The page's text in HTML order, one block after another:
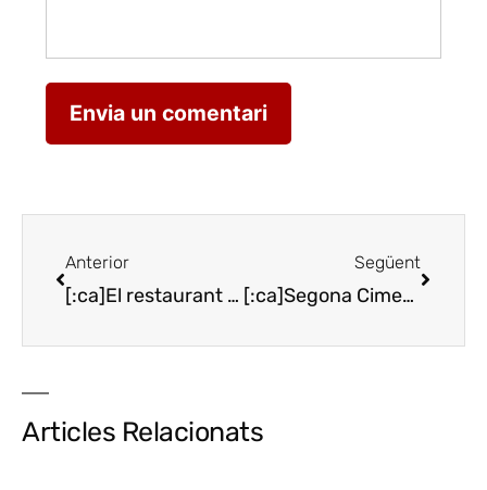
Anterior
[:ca]El restaurant Katia, una proposta més tradicional amb tocs d’avui[:es]El restaurante Katia, una propuesta más tradicional con toques de hoy[:en] Katia restaurant, a more traditional proposal with today touches [:]
Següent
[:ca]Segona Cimera del Xarel·lo amb 35 cellers a Foix[:es]Segunda Cumbre del Xarel·lo con 35 bodegas en Foix[:en]Second summit about Xarel·lo with 35 wineries in Foix[:]
Articles Relacionats